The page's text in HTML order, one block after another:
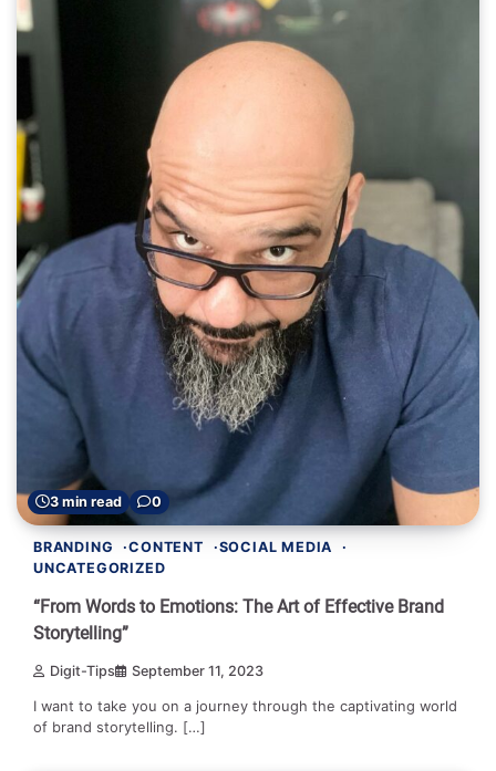
3 min read 0
BRANDING CONTENT
SOCIAL MEDIA
UNCATEGORIZED
“From Words to Emotions: The Art of Effective Brand
Storytelling”
Digit-Tips September 11, 2023
I want to take you on a journey through the captivating world
of brand storytelling. […]